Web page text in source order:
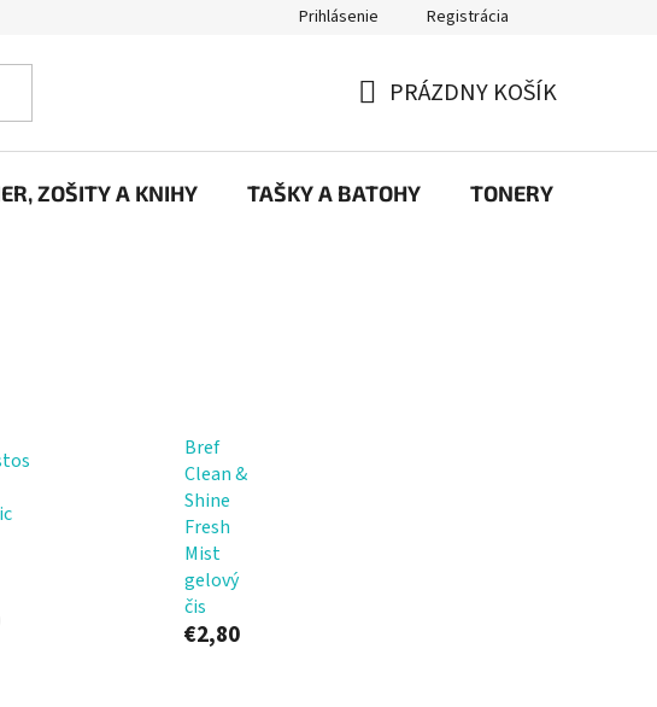
Prečo eRKa papiernictvo – kvalita, výber a spokojnosť |
Prihlásenie Registrácia
KOŠÍK
PRÁZDNY KOŠÍK
ZOŠITY A KNIHY TAŠKY A BATOHY TONERY
Bref
Clean &
Shine
Fresh
Mist
gelový
čis
€2,80